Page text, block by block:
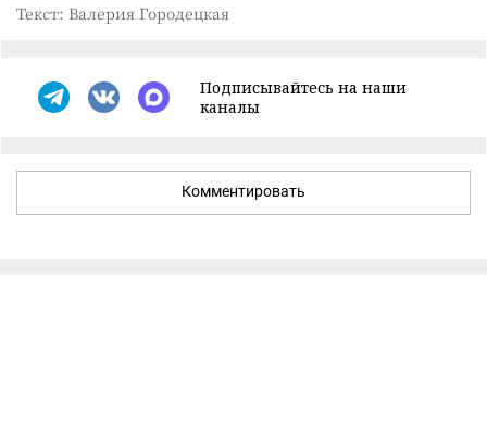
Текст: Валерия Городецкая
Подписывайтесь на наши
каналы
Комментировать